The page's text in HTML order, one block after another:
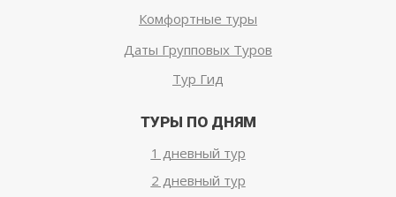
Комфортные туры
Даты Групповых Туров
Тур Гид
ТУРЫ ПО ДНЯМ
1 дневный тур
2 дневный тур